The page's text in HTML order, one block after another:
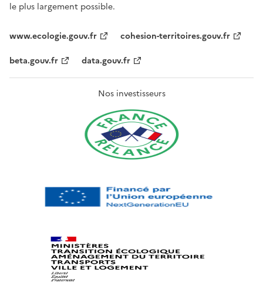
le plus largement possible.
www.ecologie.gouv.fr
cohesion-territoires.gouv.fr
beta.gouv.fr
data.gouv.fr
Nos investisseurs